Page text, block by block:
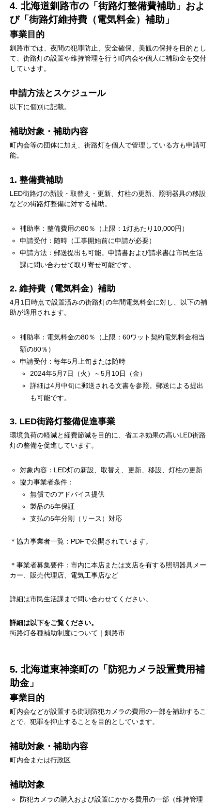
4. 北海道釧路市の「街路灯整備費補助」およ
び「街路灯維持費（電気料金）補助」
事業目的
釧路市では、夜間の犯罪防止、安全確保、美観の保持を目的とし
て、街路灯の設置や維持管理を行う町内会や個人に補助金を交付
しています。
申請方法とスケジュール
以下に個別に記載。
補助対象・補助内容
町内会等の団体に加え、街路灯を個人で管理している方も申請可
能。
1. 整備費補助
LED街路灯の新設・取替え・更新、灯柱の更新、照明器具の移設
などの街路灯整備に対する補助。
補助率：整備費用の80％（上限：1灯あたり10,000円）
申請受付：随時（工事開始前に申請が必要）
申請方法：郵送提出も可能。申請書および請求書は市民生活
課に問い合わせて取り寄せ可能です。
2. 維持費（電気料金）補助
4月1日時点で設置済みの街路灯の年間電気料金に対し、以下の補
助が適用されます。
補助率：電気料金の80％（上限：60ワット契約電気料金相当
額の80％）
申請受付：毎年5月上旬または随時
2024年5月7日（火）～5月10日（金）
詳細は4月中旬に郵送される文書を参照。郵送による提出
も可能です。
3. LED街路灯整備促進事業
環境負荷の軽減と経費節減を目的に、省エネ効果の高いLED街路
灯の整備を促進しています。
対象内容：LED灯の新設、取替え、更新、移設、灯柱の更新
協力事業者条件：
無償でのアドバイス提供
製品の5年保証
支払の5年分割（リース）対応
＊協力事業者一覧：PDFで公開されています。
＊事業者募集要件：市内に本店または支店を有する照明器具メー
カー、販売代理店、電気工事店など
詳細は市民生活課まで問い合わせてください。
詳細は以下をご覧ください。
街路灯各種補助制度について｜釧路市
5. 北海道東神楽町の「防犯カメラ設置費用補
助金」
事業目的
町内会などが設置する街頭防犯カメラの費用の一部を補助するこ
とで、犯罪を抑止することを目的としています。
補助対象・補助内容
町内会または行政区
補助対象
防犯カメラの購入および設置にかかる費用の一部（維持管理